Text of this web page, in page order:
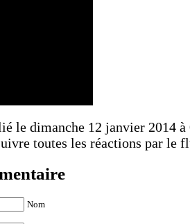
le dimanche 12 janvier 2014 à
toutes les réactions par le
Nom